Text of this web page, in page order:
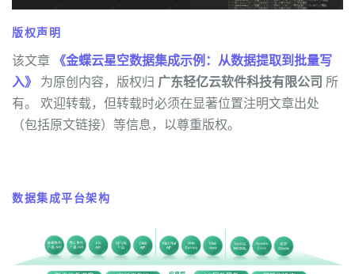
版权声明
该文章 《金蝶云星空数据集成示例：从数据提取到批量写
入》 为原创内容，版权归 广东轻亿云软件科技有限公司 所
有。 欢迎转载，但转载时必须在显著位置注明文章出处
（包括原文链接）等信息，以尊重版权。
数据集成平台架构